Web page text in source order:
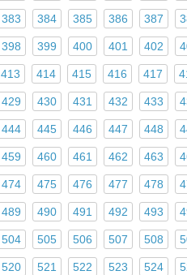
383 384 385 386 387
398 399 400 401 402
413 414 415 416 417
429 430 431 432 433
444 445 446 447 448
459 460 461 462 463
474 475 476 477 478
489 490 491 492 493
504 505 506 507 508
520 521 522 523 524